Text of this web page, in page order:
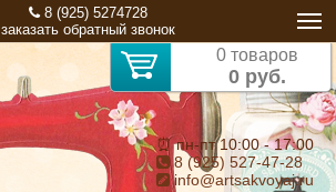
8 (925) 5274728
заказать обратный звонок
0 товаров
0 руб.
⏰ пн-пт 10:00 - 17:00
8 (925) 527-47-28
info@artsakvoyaj.ru